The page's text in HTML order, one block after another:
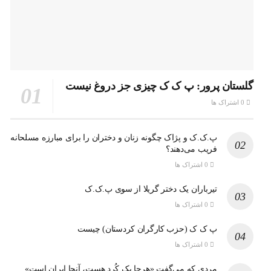
گلستان پرور: پ ک ک چیزی جز دروغ نیست
پ.ک.ک و پژاک چگونه زنان و دختران را برای مبارزه مسلحانه
فریب می‌دهند؟
تیرباران یک دختر گریلا از سوی پ.ک.ک
پ ک ک (حزب کارگران کردستان) چیست
مردی که می‌گفت «هرجا یک کُرد هست، آنجا ایران است»